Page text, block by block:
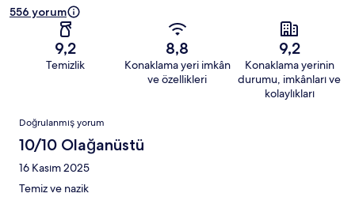
556 yorum
9,2
Temizlik
8,8
Konaklama yeri imkân
ve özellikleri
9,2
Konaklama yerinin
durumu, imkânları ve
kolaylıkları
Yorumlar
Doğrulanmış yorum
10/10 Olağanüstü
16 Kasım 2025
Temiz ve nazik